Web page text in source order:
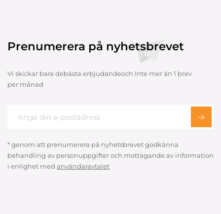
Prenumerera på nyhetsbrevet
Vi skickar bara debästa erbjudandeoch Inte mer än 1 brev
per månad
* genom att prenumerera på nyhetsbrevet godkänna
behandling av personuppgifter och mottagande av information
i enlighet med användaravtalet